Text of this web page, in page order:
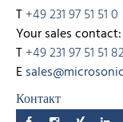
T+49 231 97 51 51 0
Your sales contact:
T+49 231 97 51 51
E
Контакт